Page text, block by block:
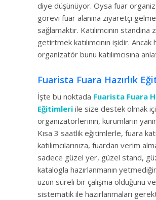
diye düşünüyor. Oysa fuar
görevi fuar alanına ziyaretçi
sağlamaktır. Katılımcının standına
getirtmek katılımcının işidir. Ancak
organizatör bunu katılımcısına
Fuarista Fuara Hazırlık
İşte bu noktada Fuarista Fuara
Eğitimleri ile size destek olmak
organizatörlerinin, kurumların
Kısa 3 saatlik eğitimlerle, fuara
katılımcılarınıza, fuardan verim
sadece güzel yer, güzel stand,
katalogla hazırlanmanın
uzun süreli bir çalışma olduğunu
sistematik ile hazırlanmaları